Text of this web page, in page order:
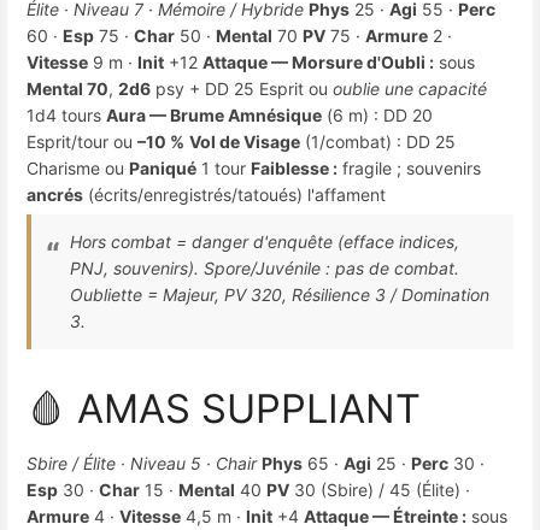
Élite · Niveau 7 · Mémoire / Hybride Phys 25 · Agi 55 · Perc
60 · Esp 75 · Char 50 · Mental 70 PV 75 · Armure 2 ·
Vitesse 9 m · Init +12 Attaque — Morsure d'Oubli : sous
Mental 70, 2d6 psy + DD 25 Esprit ou oublie une capacité
1d4 tours Aura — Brume Amnésique (6 m) : DD 20
Esprit/tour ou –10 % Vol de Visage (1/combat) : DD 25
Charisme ou Paniqué 1 tour Faiblesse : fragile ; souvenirs
ancrés (écrits/enregistrés/tatoués) l'affament
Hors combat = danger d'enquête (efface indices,
PNJ, souvenirs). Spore/Juvénile : pas de combat.
Oubliette = Majeur, PV 320, Résilience 3 / Domination
3.
🩸 AMAS SUPPLIANT
Sbire / Élite · Niveau 5 · Chair Phys 65 · Agi 25 · Perc 30 ·
Esp 30 · Char 15 · Mental 40 PV 30 (Sbire) / 45 (Élite) ·
Armure 4 · Vitesse 4,5 m · Init +4 Attaque — Étreinte : sous